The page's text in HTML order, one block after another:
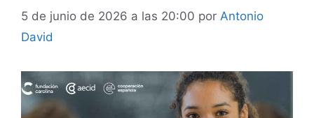
5 de junio de 2026 a las 20:00 por Antonio
David